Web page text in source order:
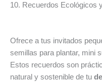
10. Recuerdos Ecológicos
Ofrece a tus invitados
semillas para plantar, mini
Estos recuerdos son
natural y sostenible de tu